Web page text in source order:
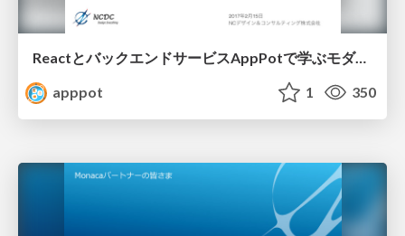
ReactとバックエンドサービスAppPotで学ぶモダンWebアプリケーション入門
apppot
1 350